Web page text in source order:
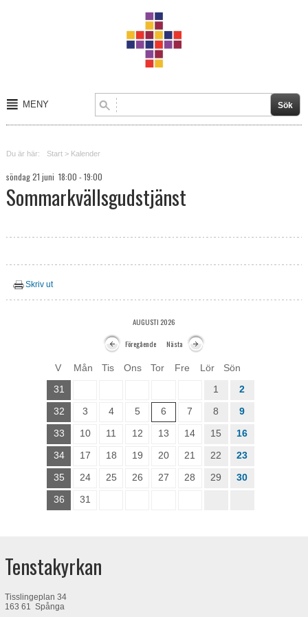
MENY
Kalender
Du är här: Start> Kalender
söndag 21 juni 18:00 - 19:00
Sommarkvällsgudstjänst
Skriv ut
AUGUSTI 2026
Föregående
Nästa
V Mån Tis Ons Tor Fre Lör
Sön
31
1
2
32
3 4 5 6 7 8
9
33
10 11 12 13 14 15
16
34
17 18 19 20 21 22
23
35
24 25 26 27 28 29
30
36
31
Tenstakyrkan
Tisslingeplan 34
163 61 Spånga